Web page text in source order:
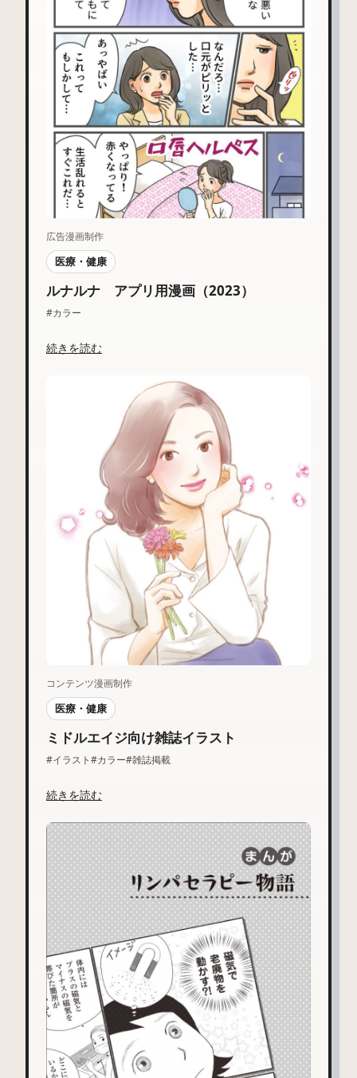
広告漫画制作
医療・健康
ルナルナ アプリ用漫画（2023）
#カラー
続きを読む
コンテンツ漫画制作
医療・健康
ミドルエイジ向け雑誌イラスト
#イラスト#カラー#雑誌掲載
続きを読む